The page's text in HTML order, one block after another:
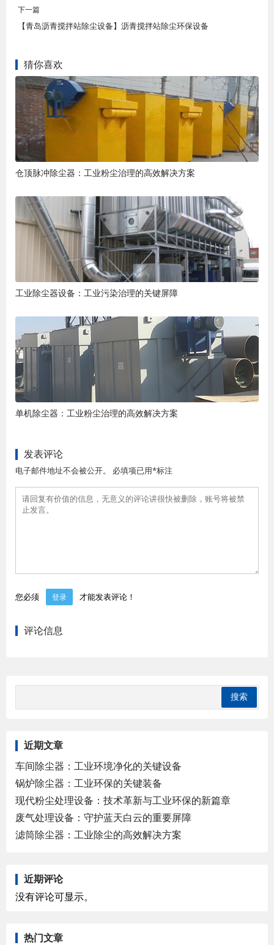
下一篇
【青岛沥青搅拌站除尘设备】沥青搅拌站除尘环保设备
猜你喜欢
仓顶脉冲除尘器：工业粉尘治理的高效解决方案
工业除尘器设备：工业污染治理的关键屏障
单机除尘器：工业粉尘治理的高效解决方案
发表评论
电子邮件地址不会被公开。 必填项已用*标注
您必须 登录 才能发表评论！
评论信息
近期文章
车间除尘器：工业环境净化的关键设备
锅炉除尘器：工业环保的关键装备
现代粉尘处理设备：技术革新与工业环保的新篇章
废气处理设备：守护蓝天白云的重要屏障
滤筒除尘器：工业除尘的高效解决方案
近期评论
没有评论可显示。
热门文章